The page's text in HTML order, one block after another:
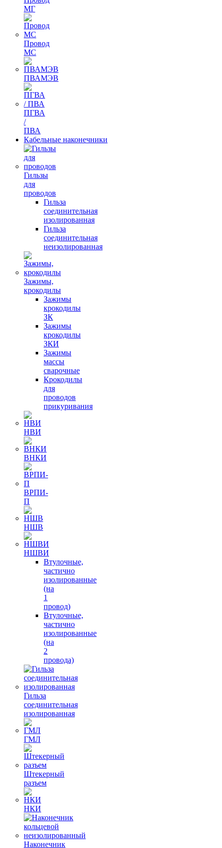
МГ
Провод
МС
ПВАМЭВ
ПГВА
/
ПВА
Кабельные наконечники
Гильзы
для
проводов
Гильза
соединительная
изолированная
Гильза
соединительная
неизолированная
Зажимы,
крокодилы
Зажимы
крокодилы
ЗК
Зажимы
крокодилы
ЗКИ
Зажимы
массы
сварочные
Крокодилы
для
проводов
прикуривания
НВИ
ВНКИ
ВРПИ-
П
НШВ
НШВИ
Втулочные,
частично
изолированные
(на
1
провод)
Втулочные,
частично
изолированные
(на
2
провода)
Гильза
соединительная
изолированная
ГМЛ
Штекерный
разъем
НКИ
Наконечник